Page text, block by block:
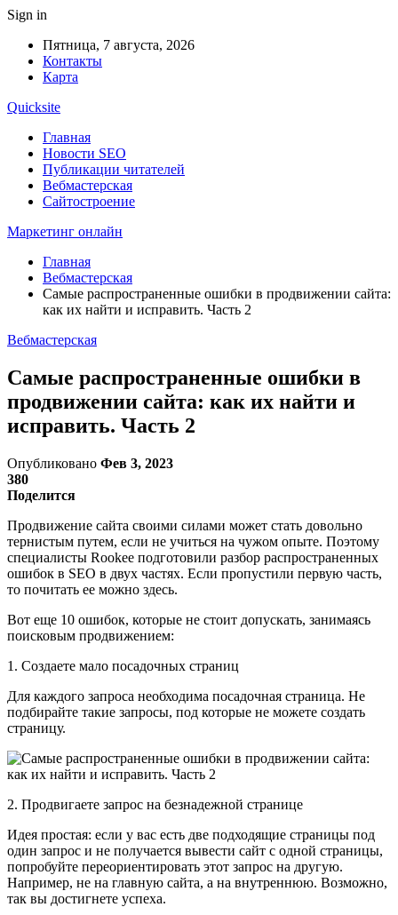
Sign in
Пятница, 7 августа, 2026
Контакты
Карта
Quicksite
Главная
Новости SEO
Публикации читателей
Вебмастерская
Сайтостроение
Маркетинг онлайн
Главная
Вебмастерская
Самые распространенные ошибки в продвижении сайта:
как их найти и исправить. Часть 2
Вебмастерская
Самые распространенные ошибки в
продвижении сайта: как их найти и
исправить. Часть 2
Опубликовано Фев 3, 2023
380
Поделится
Продвижение сайта своими силами может стать довольно
тернистым путем, если не учиться на чужом опыте. Поэтому
специалисты Rookee подготовили разбор распространенных
ошибок в SEO в двух частях. Если пропустили первую часть,
то почитать ее можно здесь.
Вот еще 10 ошибок, которые не стоит допускать, занимаясь
поисковым продвижением:
1. Создаете мало посадочных страниц
Для каждого запроса необходима посадочная страница. Не
подбирайте такие запросы, под которые не можете создать
страницу.
2. Продвигаете запрос на безнадежной странице
Идея простая: если у вас есть две подходящие страницы под
один запрос и не получается вывести сайт с одной страницы,
попробуйте переориентировать этот запрос на другую.
Например, не на главную сайта, а на внутреннюю. Возможно,
так вы достигнете успеха.